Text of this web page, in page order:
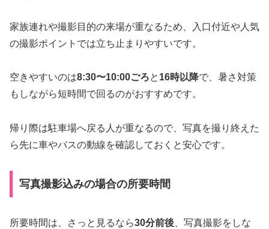
家族連れや撮影目的の来場が重なるため、入口付近や人気
の撮影ポイントでは立ち止まりやすいです。
空きやすいのは8:30〜10:00ごろと 16時以降で、暑さ対策
もしながら短時間で回るのがおすすめです。
帰り際は駐車場へ戻る人が重なるので、写真を撮り終えた
ら先に車やバスの動線を確認しておくと安心です。
写真撮影込みの場合の所要時間
所要時間は、さっと見るなら30分前後 、写真撮影をしな